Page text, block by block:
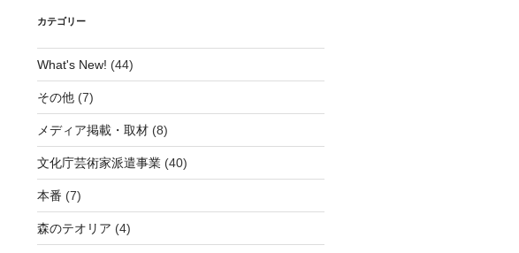
カテゴリー
What's New! (44)
その他(7)
メディア掲載・取材(8)
文化庁芸術家派遣事業(40)
本番 (7)
森のテオリア (4)